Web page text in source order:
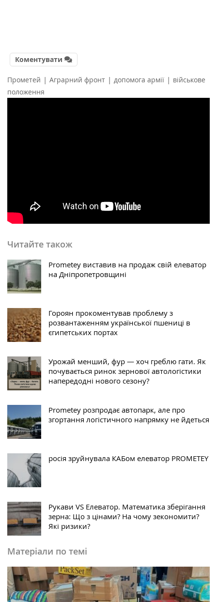
Коментувати
Прометей | Аграрний фронт | допомога армії | військове
положення
Читайте також
Prometey виставив на продаж свій елеватор
на Дніпропетровщині
Гороян прокоментував проблему з
розвантаженням української пшениці в
єгипетських портах
Урожай менший, фур — хоч греблю гати. Як
почувається ринок зернової автологістики
напередодні нового сезону?
Prometey розпродає автопарк, але про
згортання логістичного напрямку не йдеться
росія зруйнувала КАБом елеватор PROMETEY
Рукави VS Елеватор. Математика зберігання
зерна: Що з цінами? На чому зекономити?
Які ризики?
Матеріали по темі